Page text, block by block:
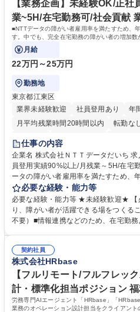
ち長期活躍できる環境です。 「これま
キャリアを築きたい」という前向きな意
歴・資格 学歴：大学院 大学 高専 短大
簿記検定1級 日商簿記検定2級 日商簿
【業務企画】未経験OK/正
業~5H/在宅勤務可/社会貢献
■NTTデータの障がい者雇用率を満たすため、
す。中でも、完全在宅勤務の障がい者の増加数
っていただきます。
月給
22万円～25万円
勤務地
東京都江東区
業界未経験歓迎
社員登用あり
年
月平均残業時間20時間以内
転勤な
育休あり
完全週休2日制
仕事の内容
企業名 株式会社ＮＴＴデータだいち 求人名 【業務企画】未経験OK/正社
員登用実績90%以上/月残業～5H/在宅勤務可/社会貢
ータの障がい者雇用率を満たすため、
ています。中でも、完全在宅勤務の障
務を増やすお仕事を担っていただきます。 【詳細】■既存業務の拡
び運用のサポート(オペレーション業
サービスの企画立案および推進 障がい
します。 ■在宅勤務の障がい者社員と
やスキルの把握 ■AI活用業務など、既
ータグループの会社へ提案活動 募集職種 【業務企画】未経験OK/正社員登
用実績90%以上/月残業～5H/在宅勤務
必要な経験・能力等
必要な経験・能力等 ★未経験歓迎★ 【
り、障がい者が活躍できる場をつくる
不要）■情報連携などのため、在宅勤
や活躍の場を生む、唯一無二の社会貢
用】正社員登用を前提としております
の雇用切り替えとなります。過去の正
は当社の中核となる管理職になって頂
に向け全力でサポートを行いますのでご安心く
歴：大学院 大学 高専 短大 専修学校 高
契約社員
株式会社HRbase
【フルリモート/フルフレッ
計・標準化担当ポジション
労務専門AIエージェント「HRbase」「
業務のオペレーション設計担当をクライアント